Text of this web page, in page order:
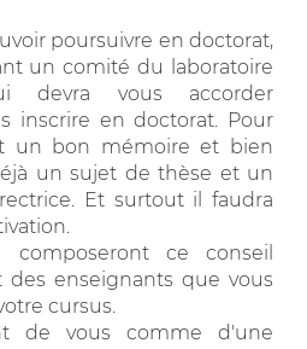
poursuivre en doctorat,
un comité du laboratoire
devra vous accorder
inscrire en doctorat. Pour
un bon mémoire et bien
un sujet de thèse et un
Et surtout il faudra
composeront ce conseil
enseignants que vous
cursus.
de vous comme d'une